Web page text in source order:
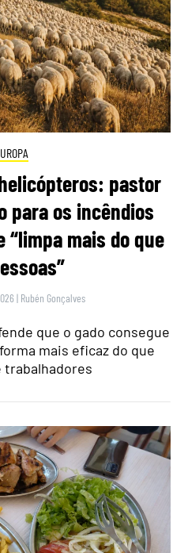
pastor
para os incêndios
“limpa mais do que
| Rubén Gonçalves
que o gado consegue
mais eficaz do que
trabalhadores